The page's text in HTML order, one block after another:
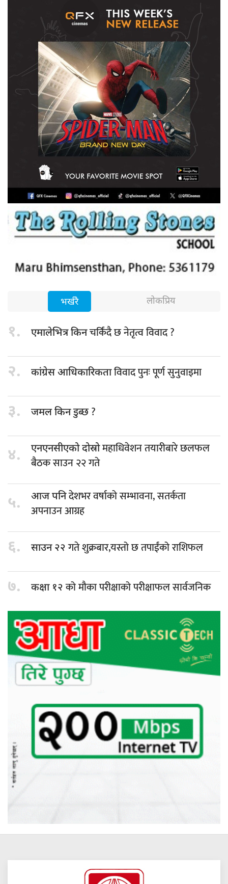
भर्खरै लोकप्रिय
१. एमालेभित्र किनचर्किंदै छ नेतृत्व विवाद ?
२. कांग्रेस आधिकारिकताविवाद पुनः पूर्ण सुनुवाइमा
३. जमल किनडुब्छ ?
४. एनएनसीएको दोस्रोमहाधिवेशन तयारीबारे छलफल
बैठक साउन २२ गते
५. आज पनिदेशभर वर्षाको सम्भावना, सतर्कता
अपनाउन आग्रह
६. साउन २२गते शुक्रबार,यस्तो छ तपाईंको राशिफल
७. कक्षा १२को मौका परीक्षाको परीक्षाफल सार्वजनिक